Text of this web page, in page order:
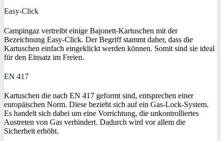
Easy-Click
Campingaz vertreibt einige Bajonett-Kartuschen mit der
Bezeichnung Easy-Click. Der Begriff stammt daher, dass die
Kartuschen einfach eingeklickt werden können. Somit sind sie ideal
für den Einsatz im Freien.
EN 417
Kartuschen die nach EN 417 geformt sind, entsprechen einer
europäischen Norm. Diese bezieht sich auf ein Gas-Lock-System.
Es handelt sich dabei um eine Vorrichtung, die unkontrolliertes
Austreten von Gas verhindert. Dadurch wird vor allem die
Sicherheit erhöht.